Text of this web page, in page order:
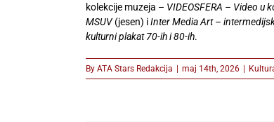
kolekcije muzeja – VIDEOSFERA – Video u
MSUV(jesen) iInter Media Art–
kulturni plakat 70-ih i 80-ih.
By ATA Stars Redakcija | maj 14th, 2026 |